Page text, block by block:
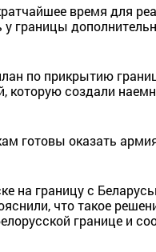
время для
границы
по прикрытию
которую создали
готовы оказать
на границу с
что такое
границе и